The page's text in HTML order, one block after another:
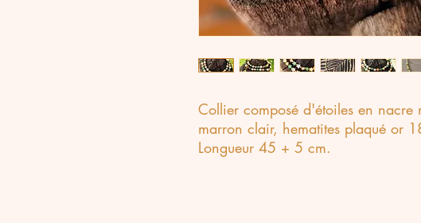
Collier composé d'étoiles en nacre
marron clair, hematites plaqué or
Longueur 45 + 5 cm.